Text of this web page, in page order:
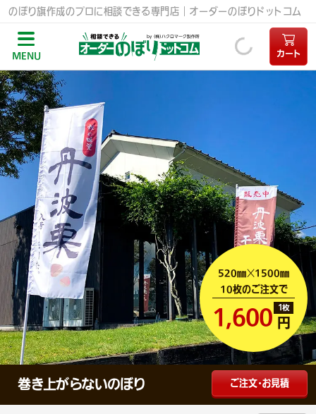
のぼり旗作成のプロに相談できる専門店｜オーダーのぼりドットコム
MENU カート
520㎜×1500㎜
10枚のご注文で
1,600 円
巻き上がらないのぼり ご注文・お見積